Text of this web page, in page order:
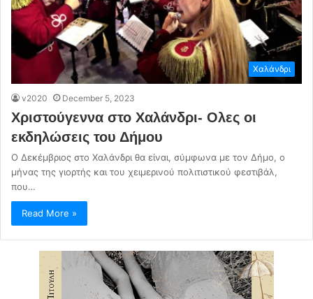
Χαλάνδρι
v2020 December 5, 2023
Χριστούγεννα στο Χαλάνδρι- Ολες οι
εκδηλώσεις του Δήμου
O Δεκέμβριος στο Χαλάνδρι θα είναι, σύμφωνα με τον Δήμο, ο
μήνας της γιορτής και του χειμερινού πολιτιστικού φεστιβάλ,
που…
Read More »